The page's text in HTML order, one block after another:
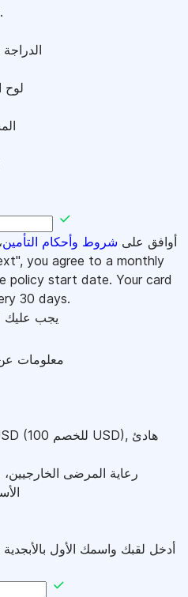
اللياقة البدنية واليوجا والبيلاتس.
لوح
أوافق على شروط وأحكام التأمين
you agree to a monthly
policy start date. Your card
30 days.
يجب عليك
معلومات
USD), هادئ
رعاية المرضى
أدخل لقبك واسمك الأول بالأبجدية